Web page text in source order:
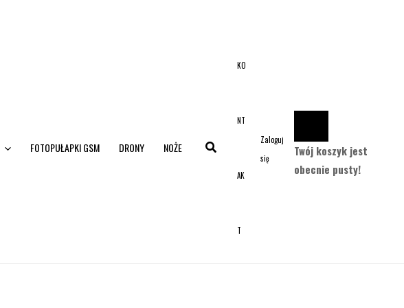
FOTOPUŁAPKI GSM DRONY NOŻE
KO
NT
AK
T
Zaloguj
się
Twój koszyk jest
obecnie pusty!